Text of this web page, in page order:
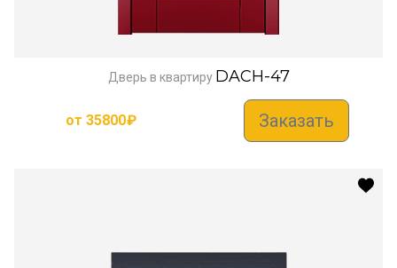
Дверь в квартиру DACH-47
от 35800₽ Заказать